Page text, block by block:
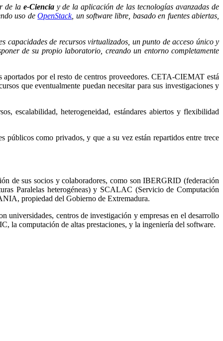
de la e-Cienciay de la aplicación de las tecnologías avanzadas de
uso deOpenStack, un software libre, basado en fuentes abiertas,
de recursos virtualizados, un punto de acceso único y
de su propio laboratorio, creando un entorno completamente
por el resto de centros proveedores. CETA-CIEMAT está
que eventualmente puedan necesitar para sus investigaciones y
escalabilidad, heterogeneidad, estándares abiertos y flexibilidad
públicos como privados, y que a su vez están repartidos entre trece
de sus socios y colaboradores, como son IBERGRID (federación
Paralelas heterogéneas) y SCALAC (Servicio de Computación
propiedad del Gobierno de Extremadura.
universidades, centros de investigación y empresas en el desarrollo
la computación de altas prestaciones, y la ingeniería del software.